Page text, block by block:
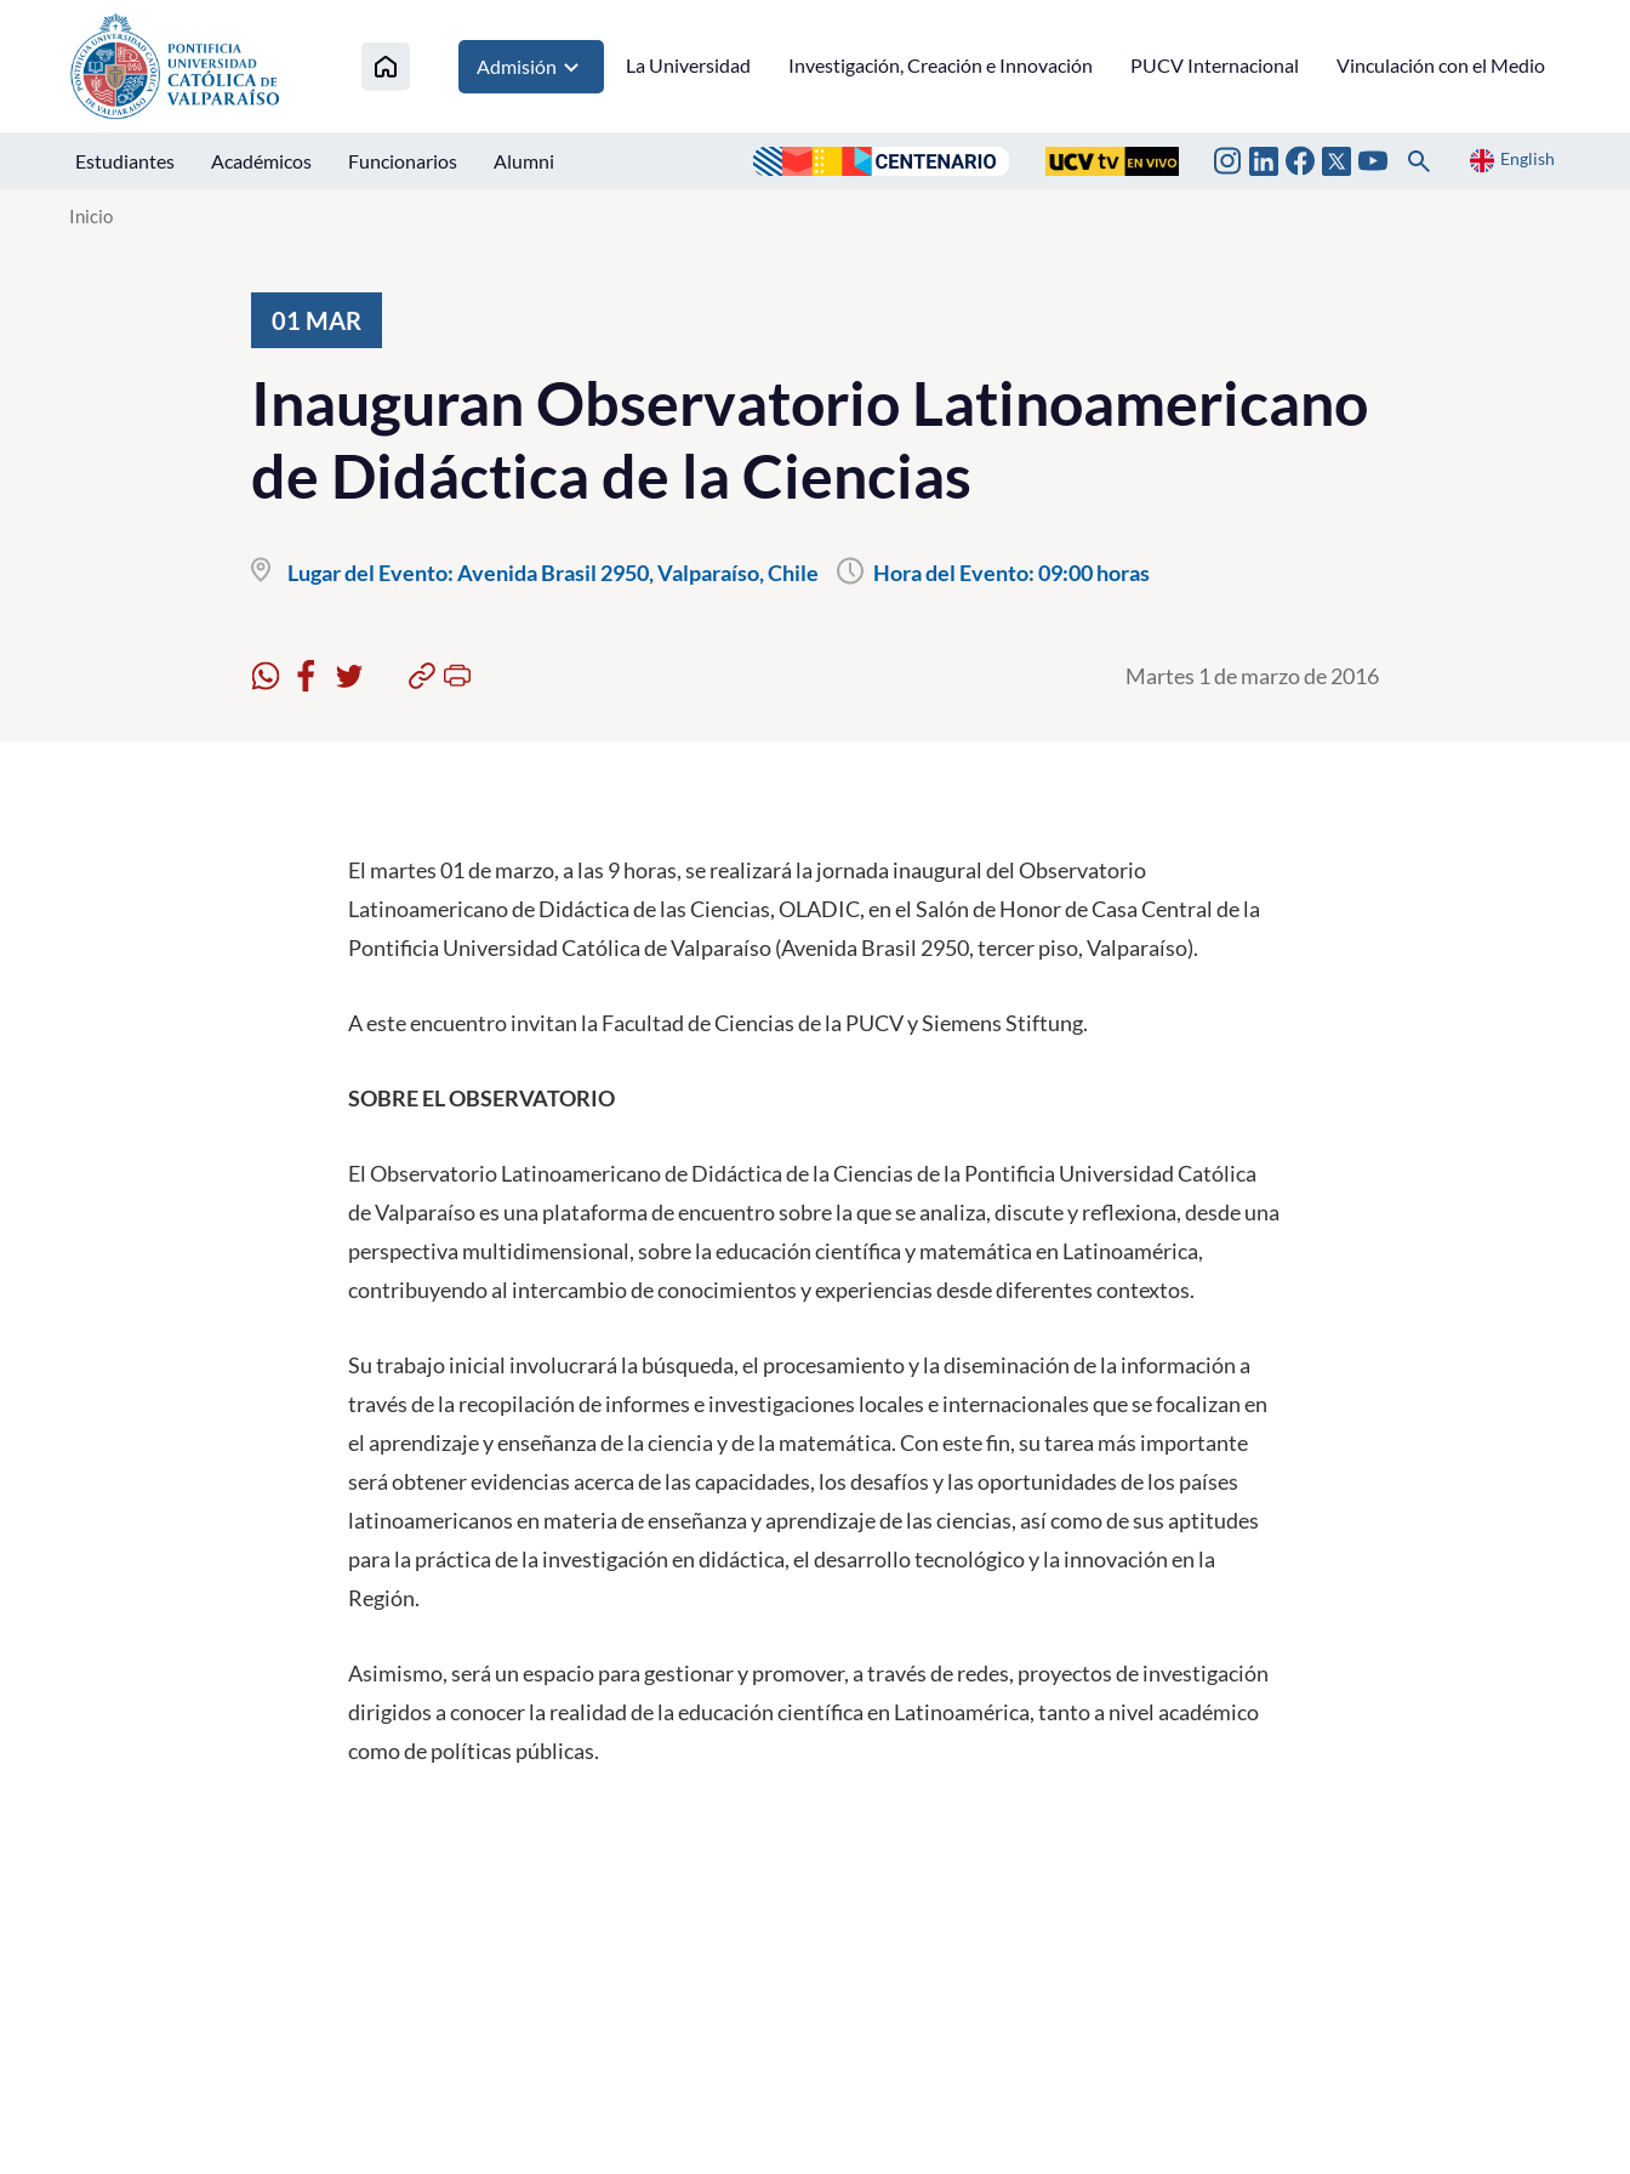
Click acá para ir directamente al contenido
Admisión La Universidad Investigación, Creación e Innovación PUCV Internacional Vinculación con el Medio
Estudiantes Académicos Funcionarios Alumni English
Inicio
01 MAR
Inauguran Observatorio Latinoamericano
de Didáctica de la Ciencias
Lugar del Evento:Avenida Brasil 2950, Valparaíso, Chile Hora del Evento:09:00 horas
Martes 1 de marzo de 2016
El martes 01 de marzo, a las 9 horas, se realizará la jornada inaugural del Observatorio
Latinoamericano de Didáctica de las Ciencias, OLADIC, en el Salón de Honor de Casa Central de la
Pontificia Universidad Católica de Valparaíso (Avenida Brasil 2950, tercer piso, Valparaíso).
A este encuentro invitan la Facultad de Ciencias de la PUCV y Siemens Stiftung.
SOBRE EL OBSERVATORIO
El Observatorio Latinoamericano de Didáctica de la Ciencias de la Pontificia Universidad Católica
de Valparaíso es una plataforma de encuentro sobre la que se analiza, discute y reflexiona, desde una
perspectiva multidimensional, sobre la educación científica y matemática en Latinoamérica,
contribuyendo al intercambio de conocimientos y experiencias desde diferentes contextos.
Su trabajo inicial involucrará la búsqueda, el procesamiento y la diseminación de la información a
través de la recopilación de informes e investigaciones locales e internacionales que se focalizan en
el aprendizaje y enseñanza de la ciencia y de la matemática. Con este fin, su tarea más importante
será obtener evidencias acerca de las capacidades, los desafíos y las oportunidades de los países
latinoamericanos en materia de enseñanza y aprendizaje de las ciencias, así como de sus aptitudes
para la práctica de la investigación en didáctica, el desarrollo tecnológico y la innovación en la
Región.
Asimismo, será un espacio para gestionar y promover, a través de redes, proyectos de investigación
dirigidos a conocer la realidad de la educación científica en Latinoamérica, tanto a nivel académico
como de políticas públicas.